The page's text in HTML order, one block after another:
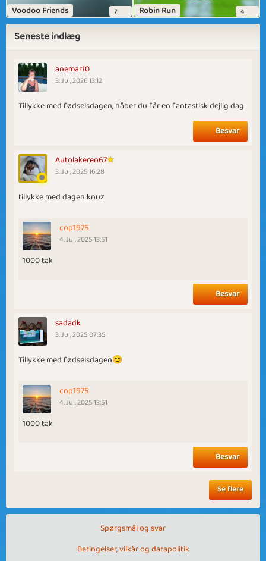
Voodoo Friends 7 Robin Run 4
Seneste indlæg
anemar10
3. Jul, 2026 13:12
Tillykke med fødselsdagen, håber du får en fantastisk dejlig dag
Besvar
Autolakeren67
3. Jul, 2025 16:28
tillykke med dagen knuz
cnp1975
4. Jul, 2025 13:51
1000 tak
Besvar
sadadk
3. Jul, 2025 07:35
Tillykke med fødselsdagen😊
cnp1975
4. Jul, 2025 13:51
1000 tak
Besvar
Se flere
Spørgsmål og svar
Betingelser, vilkår og datapolitik